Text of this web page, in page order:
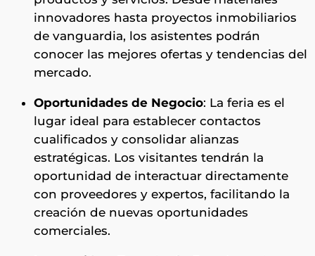
innovadores hasta proyectos inmobiliarios
de vanguardia, los asistentes podrán
conocer las mejores ofertas y tendencias del
mercado​​.
Oportunidades de Negocio: La feria es el
lugar ideal para establecer contactos
cualificados y consolidar alianzas
estratégicas. Los visitantes tendrán la
oportunidad de interactuar directamente
con proveedores y expertos, facilitando la
creación de nuevas oportunidades
comerciales​​.